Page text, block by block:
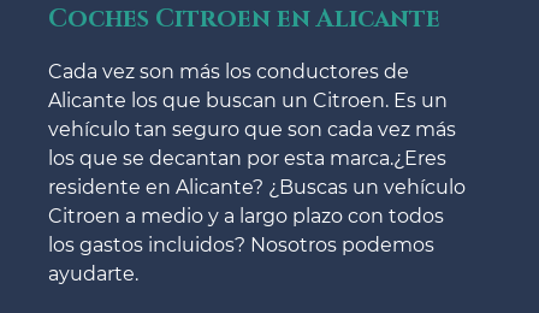
Coches Citroen en Alicante
Cada vez son más los conductores de
Alicante los que buscan un Citroen. Es un
vehículo tan seguro que son cada vez más
los que se decantan por esta marca.¿Eres
residente en Alicante? ¿Buscas un vehículo
Citroen a medio y a largo plazo con todos
los gastos incluidos? Nosotros podemos
ayudarte.